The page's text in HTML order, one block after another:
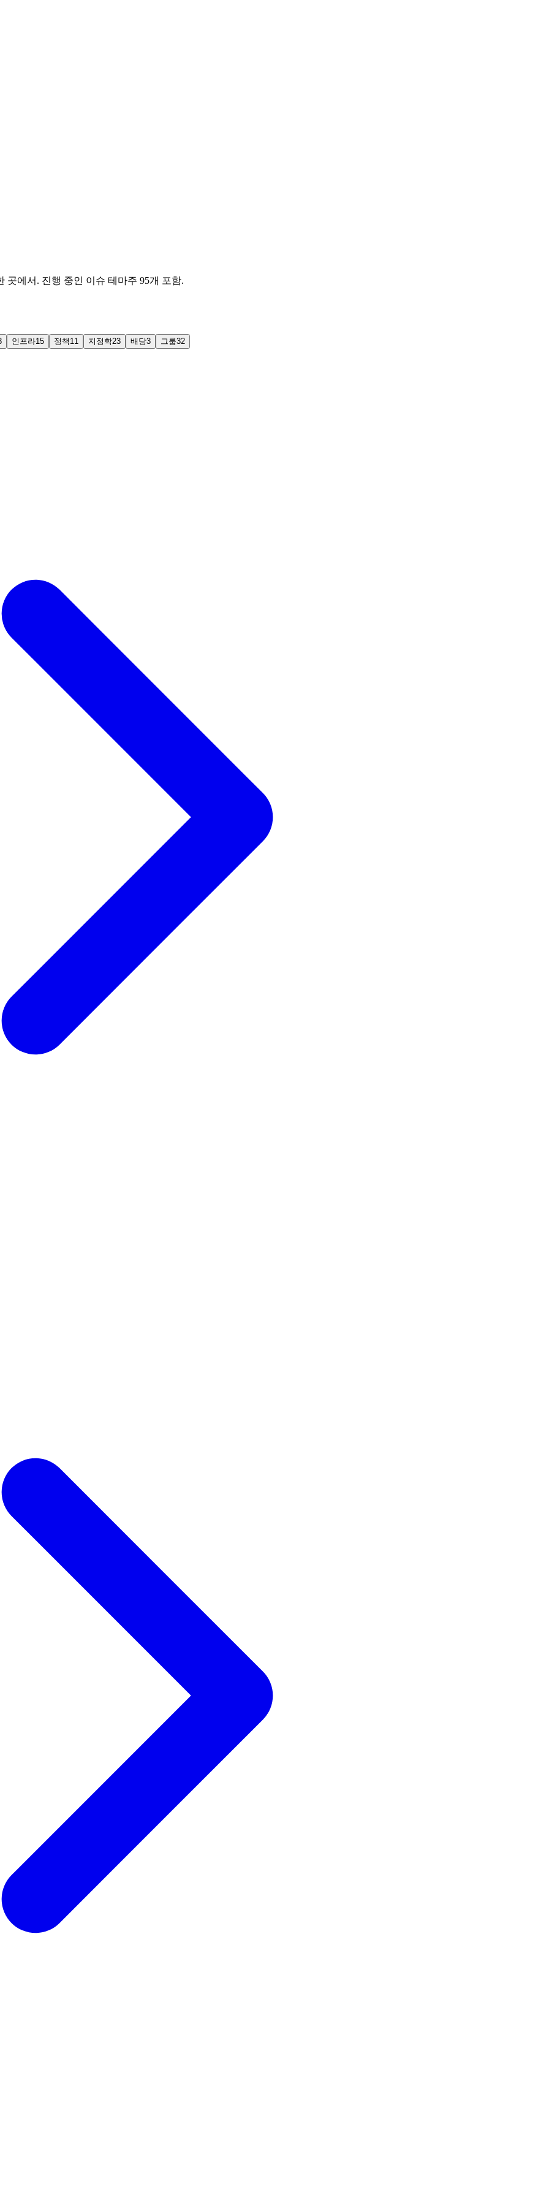
곳에서. 진행 중인 이슈 테마주 95개 포함.
인프라15 정책 11 지정학23 배당3 그룹32